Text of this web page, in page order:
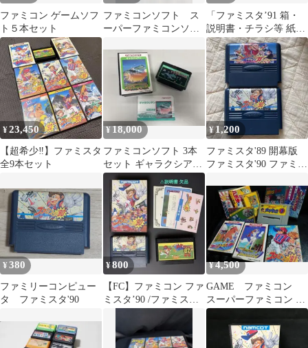
ファミコン ゲームソフ
ト５本セット
ファミコンソフト ス
ーパーファミコンソフ
「ファミスタ’91 箱・
説明書・チラシ等 紙モ
ノ一式（ソフト本体な
し）」
¥23,450
【超希少‼︎】ファミスタ
全9本セット
¥18,000
ファミコンソフト 3本
セット ギャラクシアン
ファミスタ'91 マリオゴ
ルフ
¥1,200
ファミスタ'89 開幕版
ファミスタ'90 ファミコ
¥380
ファミリーコンピュー
タ ファミスタ'90
¥800
【FC】ファミコン ファ
ミスタ’90 /ファミス
¥4,500
GAME ファミコン
スーパーファミコン ソ
フト １０本セット 当
時物 レア物